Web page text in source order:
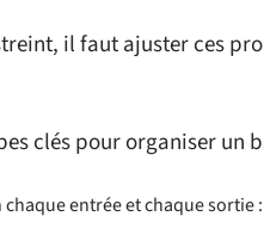
il faut ajuster ces
clés pour organiser un
chaque entrée et chaque sortie